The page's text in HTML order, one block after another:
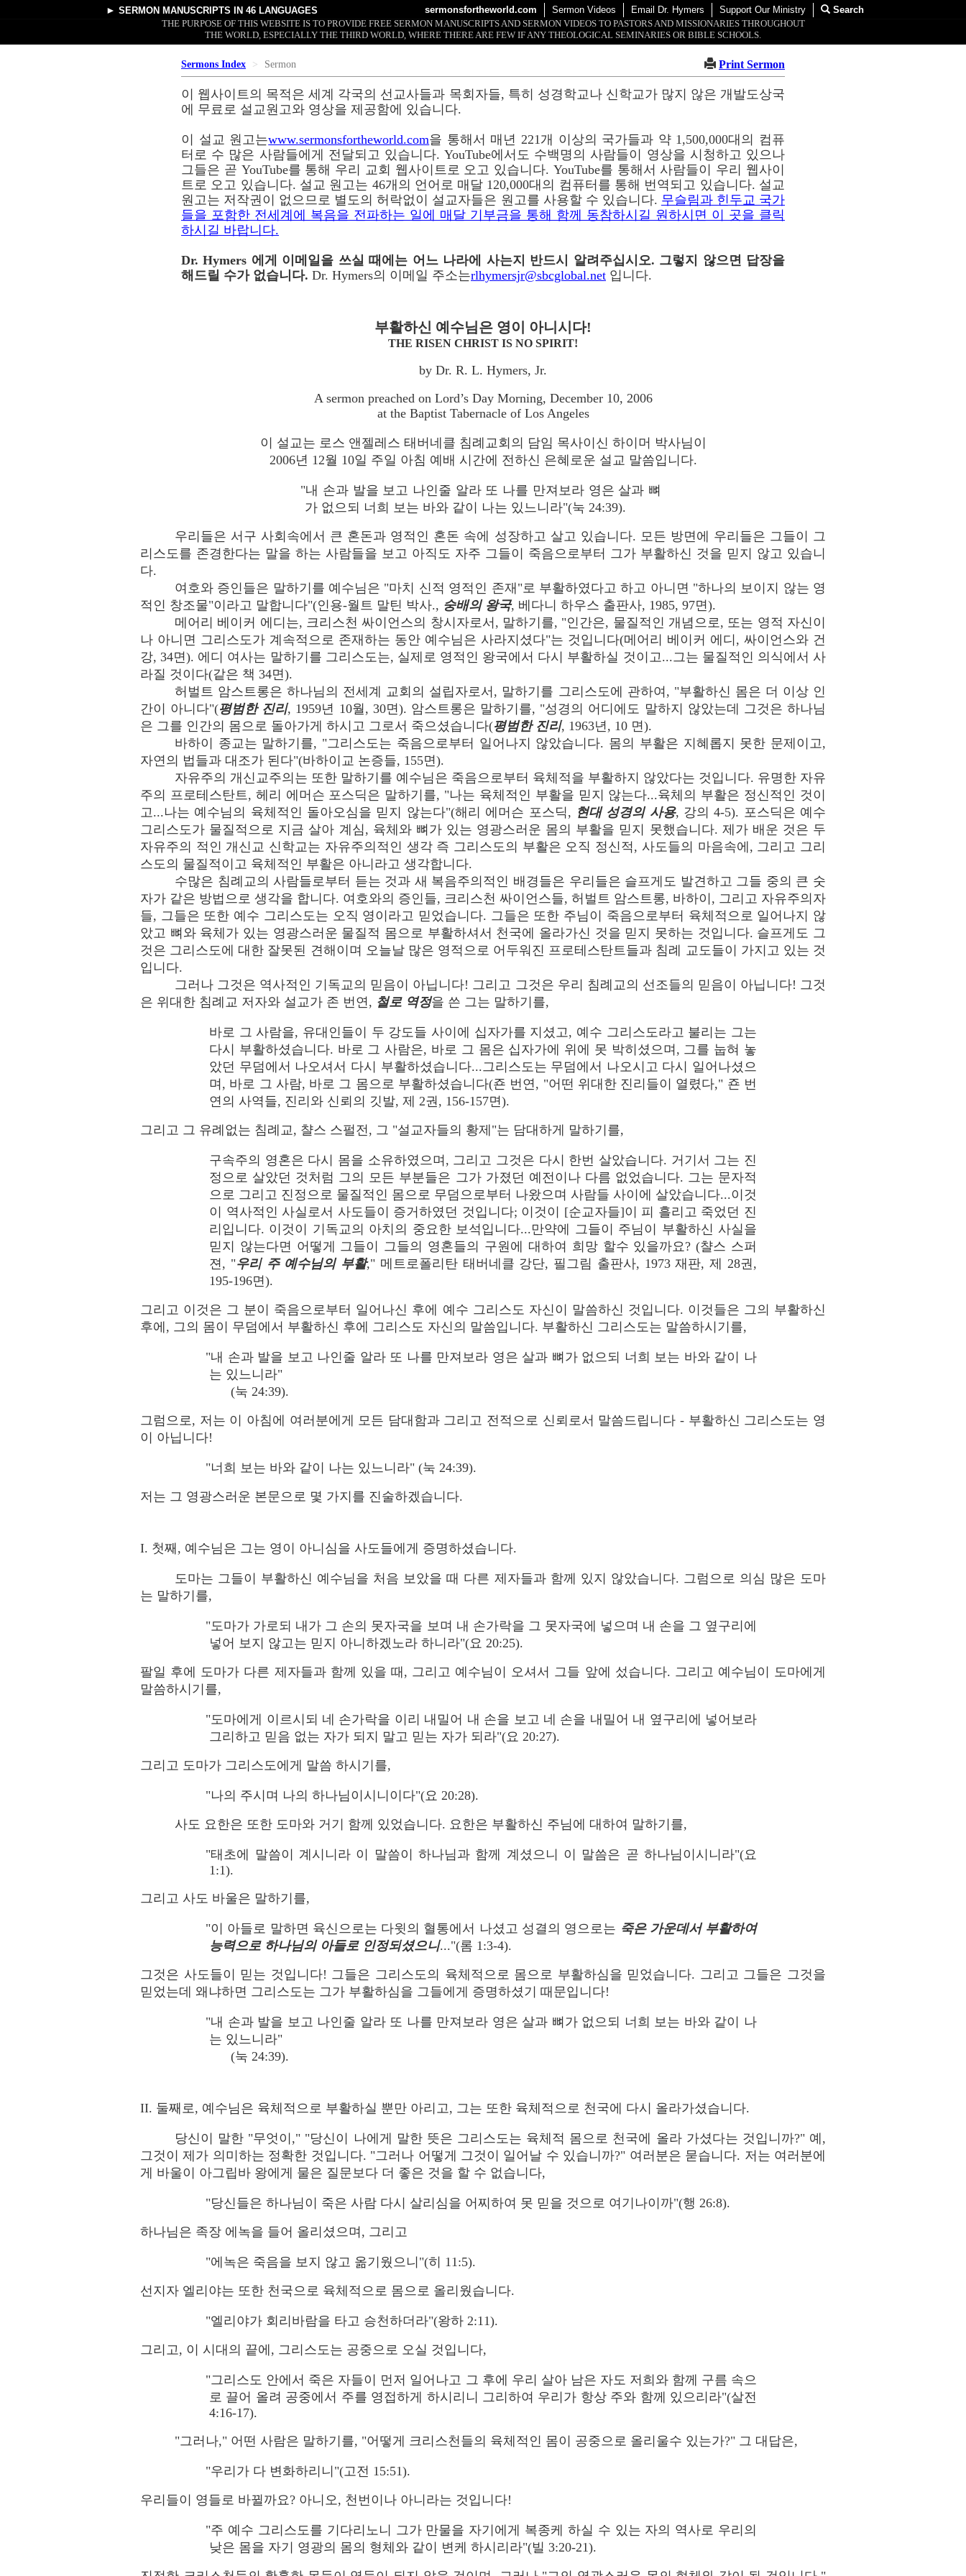
► SERMON MANUSCRIPTS IN 46 LANGUAGES sermonsfortheworld.com Sermon Videos Email Dr. Hymers Support Our Ministry
Search
THE PURPOSE OF THIS WEBSITE IS TO PROVIDE FREE SERMON MANUSCRIPTS AND SERMON VIDEOS TO PASTORS AND MISSIONARIES THROUGHOUT
THE WORLD, ESPECIALLY THE THIRD WORLD, WHERE THERE ARE FEW IF ANY THEOLOGICAL SEMINARIES OR BIBLE SCHOOLS.
Sermons Index Sermon Print Sermon
이 웹사이트의 목적은 세계 각국의 선교사들과 목회자들, 특히 성경학교나 신학교가 많지 않은 개발도상국
에 무료로 설교원고와 영상을 제공함에 있습니다.
이 설교 원고는www.sermonsfortheworld.com을 통해서 매년 221개 이상의 국가들과 약 1,500,000대의 컴퓨
터로 수 많은 사람들에게 전달되고 있습니다. YouTube에서도 수백명의 사람들이 영상을 시청하고 있으나
그들은 곧 YouTube를 통해 우리 교회 웹사이트로 오고 있습니다. YouTube를 통해서 사람들이 우리 웹사이
트로 오고 있습니다. 설교 원고는 46개의 언어로 매달 120,000대의 컴퓨터를 통해 번역되고 있습니다. 설교
원고는 저작권이 없으므로 별도의 허락없이 설교자들은 원고를 사용할 수 있습니다. 무슬림과 힌두교 국가
들을 포함한 전세계에 복음을 전파하는 일에 매달 기부금을 통해 함께 동참하시길 원하시면 이 곳을 클릭
하시길 바랍니다.
Dr. Hymers 에게 이메일을 쓰실 때에는 어느 나라에 사는지 반드시 알려주십시오. 그렇지 않으면 답장을
해드릴 수가 없습니다. Dr. Hymers의 이메일 주소는rlhymersjr@sbcglobal.net 입니다.
부활하신 예수님은 영이 아니시다!
THE RISEN CHRIST IS NO SPIRIT!
by Dr. R. L. Hymers, Jr.
A sermon preached on Lord’s Day Morning, December 10, 2006
at the Baptist Tabernacle of Los Angeles
이 설교는 로스 앤젤레스 태버네클 침례교회의 담임 목사이신 하이머 박사님이
2006년 12월 10일 주일 아침 예배 시간에 전하신 은혜로운 설교 말씀입니다.
"내 손과 발을 보고 나인줄 알라 또 나를 만져보라 영은 살과 뼈
가 없으되 너희 보는 바와 같이 나는 있느니라"(눅 24:39).
우리들은 서구 사회속에서 큰 혼돈과 영적인 혼돈 속에 성장하고 살고 있습니다. 모든 방면에 우리들은 그들이 그
리스도를 존경한다는 말을 하는 사람들을 보고 아직도 자주 그들이 죽음으로부터 그가 부활하신 것을 믿지 않고 있습니
다.
여호와 증인들은 말하기를 예수님은 "마치 신적 영적인 존재"로 부활하였다고 하고 아니면 "하나의 보이지 않는 영
적인 창조물"이라고 말합니다"(인용-월트 말틴 박사., 숭배의 왕국, 베다니 하우스 출판사, 1985, 97면).
메어리 베이커 에디는, 크리스천 싸이언스의 창시자로서, 말하기를, "인간은, 물질적인 개념으로, 또는 영적 자신이
나 아니면 그리스도가 계속적으로 존재하는 동안 예수님은 사라지셨다"는 것입니다(메어리 베이커 에디, 싸이언스와 건
강, 34면). 에디 여사는 말하기를 그리스도는, 실제로 영적인 왕국에서 다시 부활하실 것이고...그는 물질적인 의식에서 사
라질 것이다(같은 책 34면).
허벌트 암스트롱은 하나님의 전세계 교회의 설립자로서, 말하기를 그리스도에 관하여, "부활하신 몸은 더 이상 인
간이 아니다"(평범한 진리, 1959년 10월, 30면). 암스트롱은 말하기를, "성경의 어디에도 말하지 않았는데 그것은 하나님
은 그를 인간의 몸으로 돌아가게 하시고 그로서 죽으셨습니다(평범한 진리, 1963년, 10 면).
바하이 종교는 말하기를, "그리스도는 죽음으로부터 일어나지 않았습니다. 몸의 부활은 지혜롭지 못한 문제이고,
자연의 법들과 대조가 된다"(바하이교 논증들, 155면).
자유주의 개신교주의는 또한 말하기를 예수님은 죽음으로부터 육체적을 부활하지 않았다는 것입니다. 유명한 자유
주의 프로테스탄트, 헤리 에머슨 포스딕은 말하기를, "나는 육체적인 부활을 믿지 않는다...육체의 부활은 정신적인 것이
고...나는 예수님의 육체적인 돌아오심을 믿지 않는다"(해리 에머슨 포스딕, 현대 성경의 사용, 강의 4-5). 포스딕은 예수
그리스도가 물질적으로 지금 살아 계심, 육체와 뼈가 있는 영광스러운 몸의 부활을 믿지 못했습니다. 제가 배운 것은 두
자유주의 적인 개신교 신학교는 자유주의적인 생각 즉 그리스도의 부활은 오직 정신적, 사도들의 마음속에, 그리고 그리
스도의 물질적이고 육체적인 부활은 아니라고 생각합니다.
수많은 침례교의 사람들로부터 듣는 것과 새 복음주의적인 배경들은 우리들은 슬프게도 발견하고 그들 중의 큰 숫
자가 같은 방법으로 생각을 합니다. 여호와의 증인들, 크리스천 싸이언스들, 허벌트 암스트롱, 바하이, 그리고 자유주의자
들, 그들은 또한 예수 그리스도는 오직 영이라고 믿었습니다. 그들은 또한 주님이 죽음으로부터 육체적으로 일어나지 않
았고 뼈와 육체가 있는 영광스러운 물질적 몸으로 부활하셔서 천국에 올라가신 것을 믿지 못하는 것입니다. 슬프게도 그
것은 그리스도에 대한 잘못된 견해이며 오늘날 많은 영적으로 어두워진 프로테스탄트들과 침례 교도들이 가지고 있는 것
입니다.
그러나 그것은 역사적인 기독교의 믿음이 아닙니다! 그리고 그것은 우리 침례교의 선조들의 믿음이 아닙니다! 그것
은 위대한 침례교 저자와 설교가 존 번연, 철로 역정을 쓴 그는 말하기를,
바로 그 사람을, 유대인들이 두 강도들 사이에 십자가를 지셨고, 예수 그리스도라고 불리는 그는
다시 부활하셨습니다. 바로 그 사람은, 바로 그 몸은 십자가에 위에 못 박히셨으며, 그를 눕혀 놓
았던 무덤에서 나오셔서 다시 부활하셨습니다...그리스도는 무덤에서 나오시고 다시 일어나셨으
며, 바로 그 사람, 바로 그 몸으로 부활하셨습니다(죤 번연, "어떤 위대한 진리들이 열렸다," 죤 번
연의 사역들, 진리와 신뢰의 깃발, 제 2권, 156-157면).
그리고 그 유례없는 침례교, 챨스 스펄전, 그 "설교자들의 황제"는 담대하게 말하기를,
구속주의 영혼은 다시 몸을 소유하였으며, 그리고 그것은 다시 한번 살았습니다. 거기서 그는 진
정으로 살았던 것처럼 그의 모든 부분들은 그가 가졌던 예전이나 다름 없었습니다. 그는 문자적
으로 그리고 진정으로 물질적인 몸으로 무덤으로부터 나왔으며 사람들 사이에 살았습니다...이것
이 역사적인 사실로서 사도들이 증거하였던 것입니다; 이것이 [순교자들]이 피 흘리고 죽었던 진
리입니다. 이것이 기독교의 아치의 중요한 보석입니다...만약에 그들이 주님이 부활하신 사실을
믿지 않는다면 어떻게 그들이 그들의 영혼들의 구원에 대하여 희망 할수 있을까요? (챨스 스퍼
젼, "우리 주 예수님의 부활," 메트로폴리탄 태버네클 강단, 필그림 출판사, 1973 재판, 제 28권,
195-196면).
그리고 이것은 그 분이 죽음으로부터 일어나신 후에 예수 그리스도 자신이 말씀하신 것입니다. 이것들은 그의 부활하신
후에, 그의 몸이 무덤에서 부활하신 후에 그리스도 자신의 말씀입니다. 부활하신 그리스도는 말씀하시기를,
"내 손과 발을 보고 나인줄 알라 또 나를 만져보라 영은 살과 뼈가 없으되 너희 보는 바와 같이 나
는 있느니라"
(눅 24:39).
그럼으로, 저는 이 아침에 여러분에게 모든 담대함과 그리고 전적으로 신뢰로서 말씀드립니다 - 부활하신 그리스도는 영
이 아닙니다!
"너희 보는 바와 같이 나는 있느니라" (눅 24:39).
저는 그 영광스러운 본문으로 몇 가지를 진술하겠습니다.
I. 첫째, 예수님은 그는 영이 아니심을 사도들에게 증명하셨습니다.
도마는 그들이 부활하신 예수님을 처음 보았을 때 다른 제자들과 함께 있지 않았습니다. 그럼으로 의심 많은 도마
는 말하기를,
"도마가 가로되 내가 그 손의 못자국을 보며 내 손가락을 그 못자국에 넣으며 내 손을 그 옆구리에
넣어 보지 않고는 믿지 아니하겠노라 하니라"(요 20:25).
팔일 후에 도마가 다른 제자들과 함께 있을 때, 그리고 예수님이 오셔서 그들 앞에 섰습니다. 그리고 예수님이 도마에게
말씀하시기를,
"도마에게 이르시되 네 손가락을 이리 내밀어 내 손을 보고 네 손을 내밀어 내 옆구리에 넣어보라
그리하고 믿음 없는 자가 되지 말고 믿는 자가 되라"(요 20:27).
그리고 도마가 그리스도에게 말씀 하시기를,
"나의 주시며 나의 하나님이시니이다"(요 20:28).
사도 요한은 또한 도마와 거기 함께 있었습니다. 요한은 부활하신 주님에 대하여 말하기를,
"태초에 말씀이 계시니라 이 말씀이 하나님과 함께 계셨으니 이 말씀은 곧 하나님이시니라"(요
1:1).
그리고 사도 바울은 말하기를,
"이 아들로 말하면 육신으로는 다윗의 혈통에서 나셨고 성결의 영으로는 죽은 가운데서 부활하여
능력으로 하나님의 아들로 인정되셨으니..."(롬 1:3-4).
그것은 사도들이 믿는 것입니다! 그들은 그리스도의 육체적으로 몸으로 부활하심을 믿었습니다. 그리고 그들은 그것을
믿었는데 왜냐하면 그리스도는 그가 부활하심을 그들에게 증명하셨기 때문입니다!
"내 손과 발을 보고 나인줄 알라 또 나를 만져보라 영은 살과 뼈가 없으되 너희 보는 바와 같이 나
는 있느니라"
(눅 24:39).
II. 둘째로, 예수님은 육체적으로 부활하실 뿐만 아리고, 그는 또한 육체적으로 천국에 다시 올라가셨습니다.
당신이 말한 "무엇이," "당신이 나에게 말한 뜻은 그리스도는 육체적 몸으로 천국에 올라 가셨다는 것입니까?" 예,
그것이 제가 의미하는 정확한 것입니다. "그러나 어떻게 그것이 일어날 수 있습니까?" 여러분은 묻습니다. 저는 여러분에
게 바울이 아그립바 왕에게 물은 질문보다 더 좋은 것을 할 수 없습니다,
"당신들은 하나님이 죽은 사람 다시 살리심을 어찌하여 못 믿을 것으로 여기나이까"(행 26:8).
하나님은 족장 에녹을 들어 올리셨으며, 그리고
"에녹은 죽음을 보지 않고 옮기웠으니"(히 11:5).
선지자 엘리야는 또한 천국으로 육체적으로 몸으로 올리웠습니다.
"엘리야가 회리바람을 타고 승천하더라"(왕하 2:11).
그리고, 이 시대의 끝에, 그리스도는 공중으로 오실 것입니다,
"그리스도 안에서 죽은 자들이 먼저 일어나고 그 후에 우리 살아 남은 자도 저희와 함께 구름 속으
로 끌어 올려 공중에서 주를 영접하게 하시리니 그리하여 우리가 항상 주와 함께 있으리라"(살전
4:16-17).
"그러나," 어떤 사람은 말하기를, "어떻게 크리스천들의 육체적인 몸이 공중으로 올리울수 있는가?" 그 대답은,
"우리가 다 변화하리니"(고전 15:51).
우리들이 영들로 바뀔까요? 아니오, 천번이나 아니라는 것입니다!
"주 예수 그리스도를 기다리노니 그가 만물을 자기에게 복종케 하실 수 있는 자의 역사로 우리의
낮은 몸을 자기 영광의 몸의 형체와 같이 변케 하시리라"(빌 3:20-21).